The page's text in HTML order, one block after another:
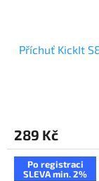
Příchuť KickIt
289 Kč
Po registraci
SLEVA min. 2%